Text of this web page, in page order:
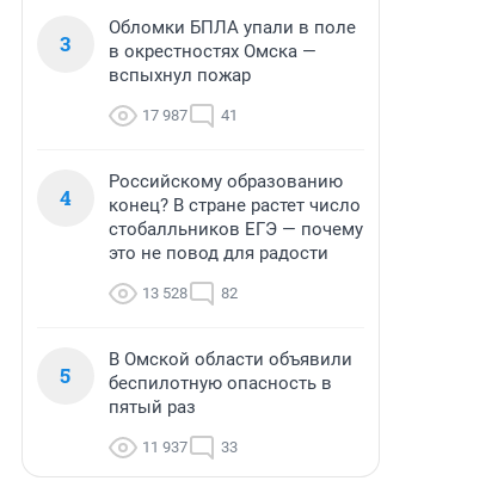
3
Обломки БПЛА упали в поле
в окрестностях Омска —
вспыхнул пожар
17 987 41
4
Российскому образованию
конец? В стране растет число
стобалльников ЕГЭ — почему
это не повод для радости
13 528 82
5
В Омской области объявили
беспилотную опасность в
пятый раз
11 937 33